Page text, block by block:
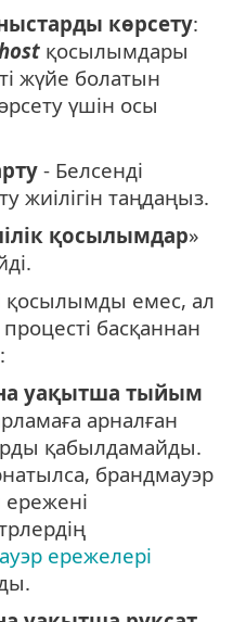
көрсету:
қосылымдары
жүйе болатын
үшін осы
- Белсенді
жиілігін таңдаңыз.
қосылымдар»
қосылымды емес, ал
басқаннан
уақытша тыйым
арналған
қабылдамайды.
брандмауэр
ережелері